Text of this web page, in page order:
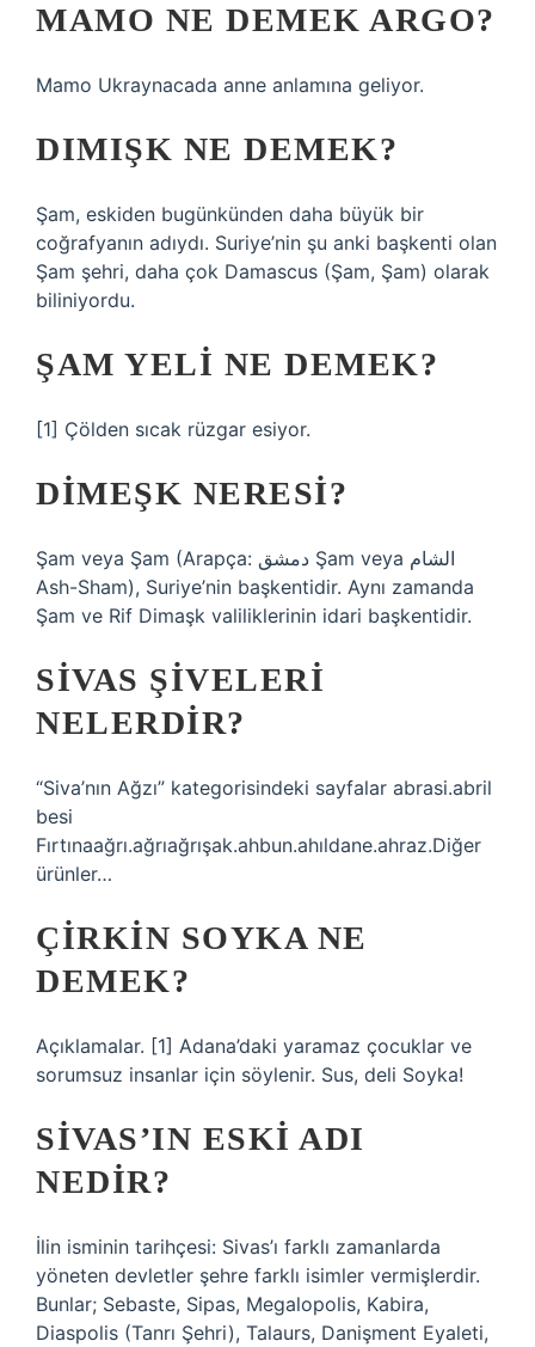
MAMO NE DEMEK ARGO?
Mamo Ukraynacada anne anlamına geliyor.
DIMIŞK NE DEMEK?
Şam, eskiden bugünkünden daha büyük bir
coğrafyanın adıydı. Suriye’nin şu anki başkenti olan
Şam şehri, daha çok Damascus (Şam, Şam) olarak
biliniyordu.
ŞAM YELI NE DEMEK?
[1] Çölden sıcak rüzgar esiyor.
DIMEŞK NERESI?
Şam veya Şam (Arapça: دمشق Şam veya الشام
Ash-Sham), Suriye’nin başkentidir. Aynı zamanda
Şam ve Rif Dimaşk valiliklerinin idari başkentidir.
SIVAS ŞIVELERI
NELERDIR?
“Siva’nın Ağzı” kategorisindeki sayfalar abrasi.abril
besi
Fırtınaağrı.ağrıağrışak.ahbun.ahıldane.ahraz.Diğer
ürünler…
ÇIRKIN SOYKA NE
DEMEK?
Açıklamalar. [1] Adana’daki yaramaz çocuklar ve
sorumsuz insanlar için söylenir. Sus, deli Soyka!
SIVAS’IN ESKI ADI
NEDIR?
İlin isminin tarihçesi: Sivas’ı farklı zamanlarda
yöneten devletler şehre farklı isimler vermişlerdir.
Bunlar; Sebaste, Sipas, Megalopolis, Kabira,
Diaspolis (Tanrı Şehri), Talaurs, Danişment Eyaleti,